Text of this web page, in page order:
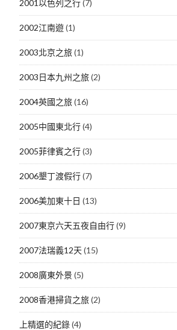
2001以色列之行(7)
2002江南遊(1)
2003北京之旅(1)
2003日本九州之旅(2)
2004英國之旅(16)
2005中國東北行(4)
2005菲律賓之行(3)
2006墾丁渡假行(7)
2006美加東十日 (13)
2007東京六天五夜自由行(9)
2007法瑞義12天(15)
2008廣東外景(5)
2008香港掃貨之旅(2)
上精選的紀錄(4)